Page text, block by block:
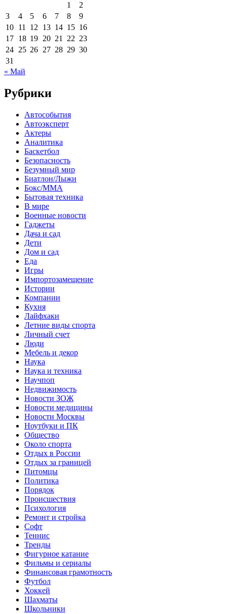
1
2
3
4 5 6 7 8
9
10 11 12 13 14 15 16
17 18 19 20 21 22 23
24 25 26 27 28 29 30
31
« Май
Рубрики
Автособытия
Автоэксперт
Актеры
Аналитика
Баскетбол
Безопасность
Безумный мир
Биатлон/Лыжи
Бокс/MMA
Бытовая техника
В мире
Военные новости
Гаджеты
Дача и сад
Дети
Дом и сад
Еда
Игры
Импортозамещение
Истории
Компании
Кухня
Лайфхаки
Летние виды спорта
Личный счет
Люди
Мебель и декор
Наука
Наука и техника
Научпоп
Недвижимость
Новости ЗОЖ
Новости медицины
Новости Москвы
Ноутбуки и ПК
Общество
Около спорта
Отдых в России
Отдых за границей
Питомцы
Политика
Порядок
Происшествия
Психология
Ремонт и стройка
Софт
Теннис
Тренды
Фигурное катание
Фильмы и сериалы
Финансовая грамотность
Футбол
Хоккей
Шахматы
Школьники